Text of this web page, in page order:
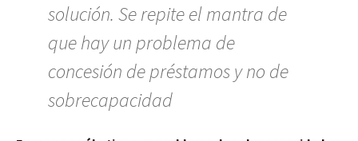
solución. Se repite el mantra de
que hay un problema de
concesión de préstamos y no de
sobrecapacidad